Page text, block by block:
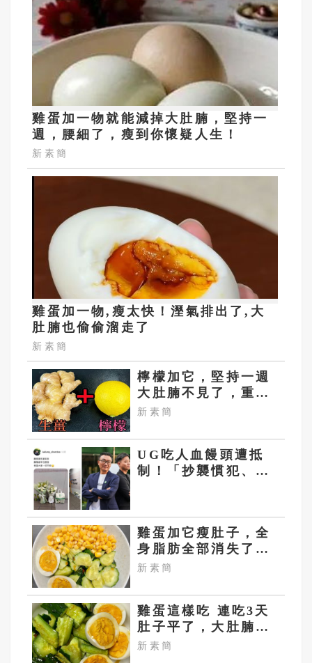
雞蛋加一物就能減掉大肚腩，堅持一
週，腰細了，瘦到你懷疑人生！
新素簡
雞蛋加一物,瘦太快！溼氣排出了,大
肚腩也偷偷溜走了
新素簡
檸檬加它，堅持一週
大肚腩不見了，重新
回到45公斤
新素簡
UG吃人血饅頭遭抵
制！「抄襲慣犯、中
雞蛋加它瘦肚子，全
身脂肪全部消失了，
小腹都平坦了
新素簡
雞蛋這樣吃 連吃3天
肚子平了，大肚腩不
見了，脂肪沒了！
新素簡